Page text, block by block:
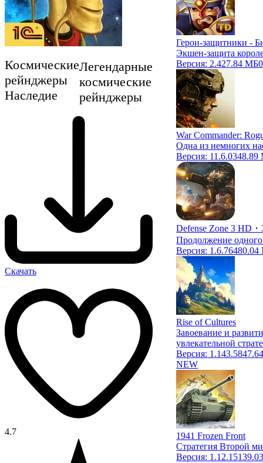
Космические
рейнджеры
Наследие
Легендарные
космические
рейнджеры
Скачать
4.7
Герои-защитники -
Экшен-защита
Версия: 2.427.84 МБ
War Commander:
Одна из немногих
Версия: 11.6.0
Defense Zone 3 HD
Продолжение
Версия: 1.6.76
Rise of Cultures
Завоевание и
увлекательной
Версия: 1.143.5
NEW
1941 Frozen Front
Стратегия Второй
Версия: 1.12.15